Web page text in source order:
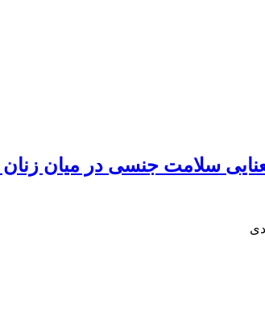
سلامت جنسی در میان زنان